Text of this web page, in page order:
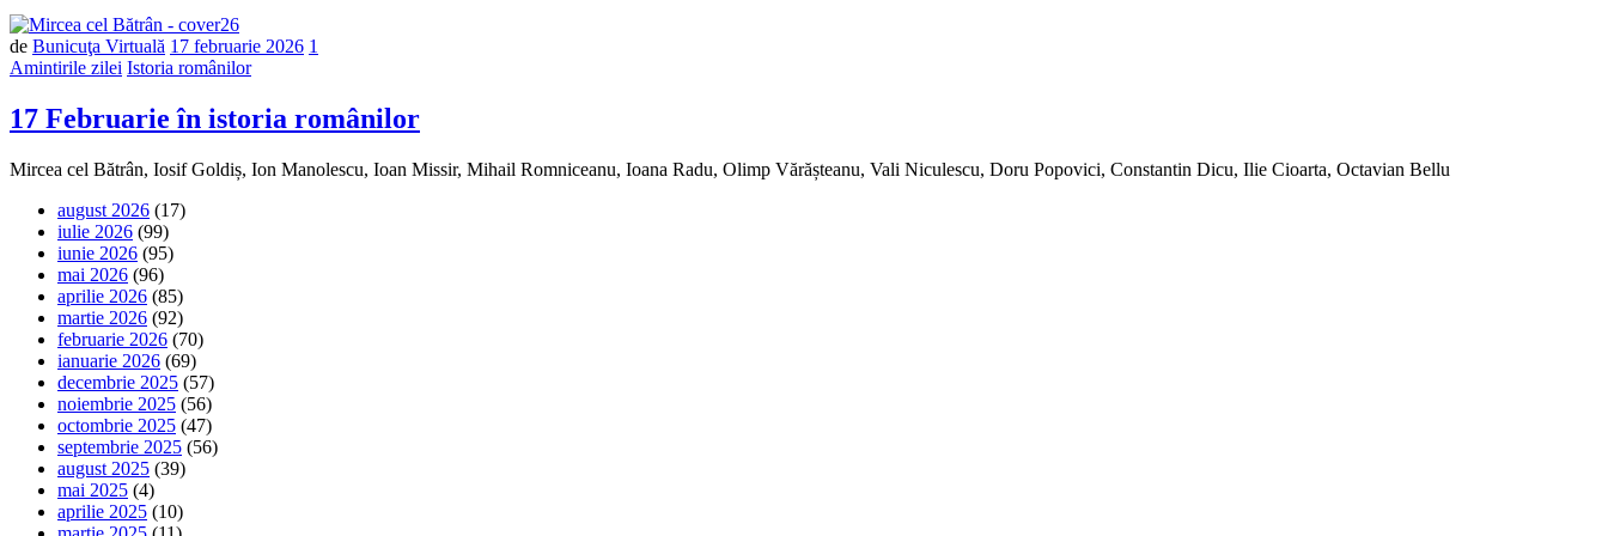
de Bunicuţa Virtuală 17 februarie 2026 1
Amintirile zilei Istoria românilor
17 Februarie în istoria românilor
Mircea cel Bătrân, Iosif Goldiș, Ion Manolescu, Ioan Missir, Mihail Romniceanu, Ioana Radu, Olimp Vărășteanu, Vali Niculescu, Doru Popovici, Constantin Dicu, Ilie Cioarta, Octavian Bellu
august 2026 (17)
iulie 2026 (99)
iunie 2026 (95)
mai 2026 (96)
aprilie 2026 (85)
martie 2026 (92)
februarie 2026 (70)
ianuarie 2026 (69)
decembrie 2025 (57)
noiembrie 2025 (56)
octombrie 2025 (47)
septembrie 2025 (56)
august 2025 (39)
mai 2025 (4)
aprilie 2025 (10)